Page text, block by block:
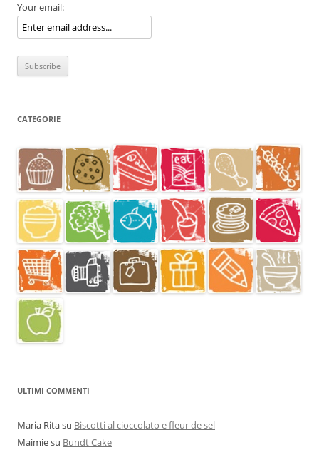
Your email:
CATEGORIE
ULTIMI COMMENTI
Maria Ritasu Biscotti al cioccolato e fleur de sel
Maimiesu Bundt Cake